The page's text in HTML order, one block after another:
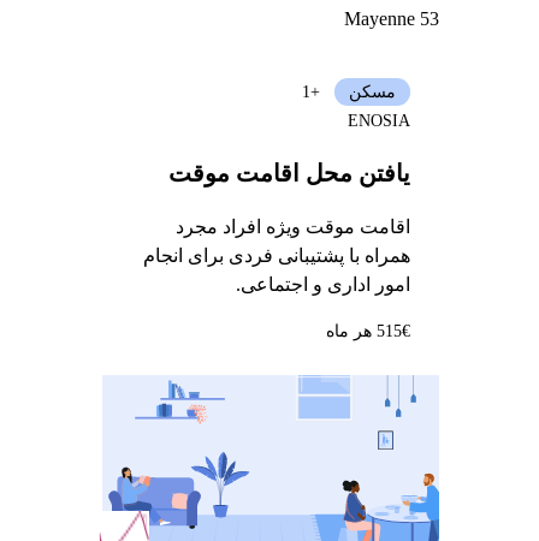
Mayenne 53
یافتن محل اقامت موقت
اقامت موقت ویژه افراد مجرد
همراه با پشتیبانی فردی برای انجام
امور اداری و اجتماعی.
مسکن
+1
ENOSIA
515€ هر ماه